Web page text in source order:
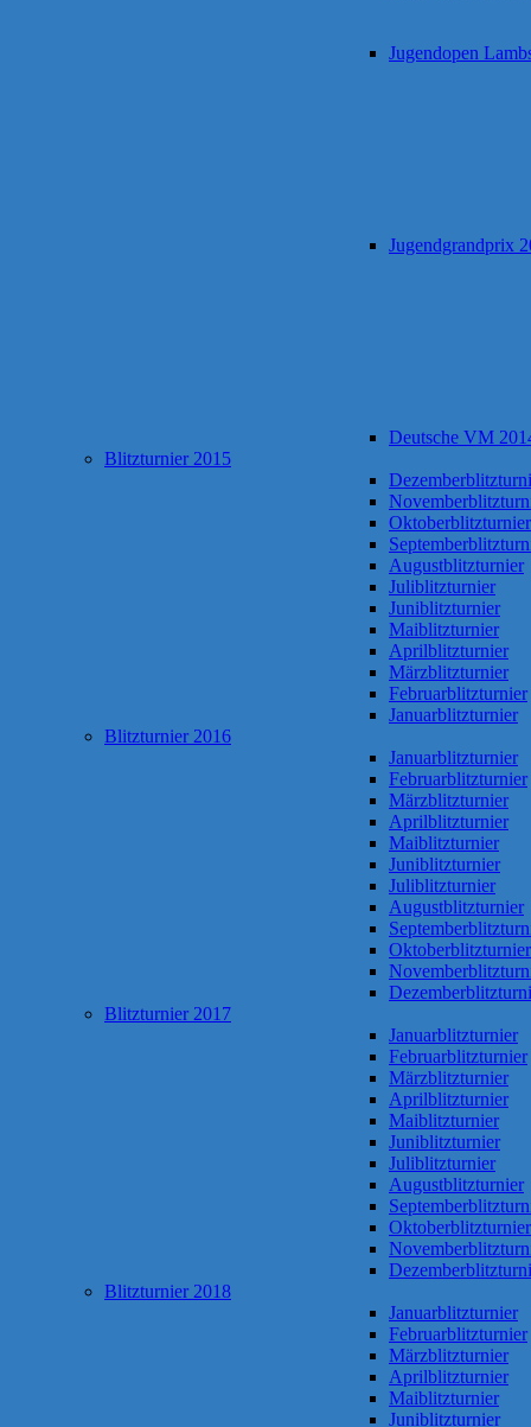
Jugendopen
Jugendgrandprix
Deutsche VM
Blitzturnier 2015
Oktoberblitzturnier
Augustblitzturnier
Juliblitzturnier
Juniblitzturnier
Maiblitzturnier
Aprilblitzturnier
Märzblitzturnier
Februarblitzturnier
Januarblitzturnier
Blitzturnier 2016
Januarblitzturnier
Februarblitzturnier
Märzblitzturnier
Aprilblitzturnier
Maiblitzturnier
Juniblitzturnier
Juliblitzturnier
Augustblitzturnier
Oktoberblitzturnier
Blitzturnier 2017
Januarblitzturnier
Februarblitzturnier
Märzblitzturnier
Aprilblitzturnier
Maiblitzturnier
Juniblitzturnier
Juliblitzturnier
Augustblitzturnier
Oktoberblitzturnier
Blitzturnier 2018
Januarblitzturnier
Februarblitzturnier
Märzblitzturnier
Aprilblitzturnier
Maiblitzturnier
Juniblitzturnier